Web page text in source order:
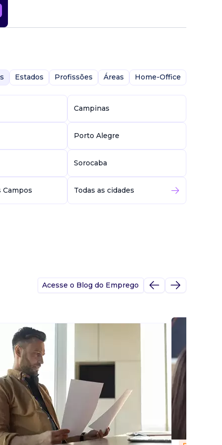
Estados Profissões Áreas Home-Office
Campinas
Porto Alegre
Sorocaba
Campos Todas as cidades
Acesse o Blog do Emprego